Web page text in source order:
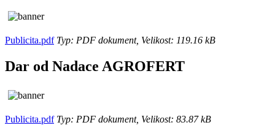
Publicita.pdfTyp: PDF dokument, Velikost: 119.16 kB
Dar od Nadace AGROFERT
Publicita.pdfTyp: PDF dokument, Velikost: 83.87 kB